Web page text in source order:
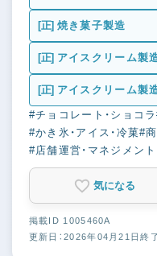
[正] 焼き菓子製造
[正] アイスクリーム製
補）
[正] アイスクリーム製
#チョコレート・ショコラ
#かき氷・アイス・冷菓#
#店舗運営・マネジメント
気になる
掲載ID 1005460A
更新日：2026年04月21日終